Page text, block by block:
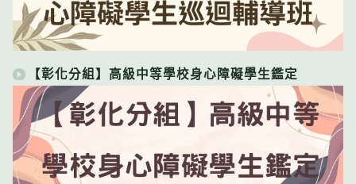
【彰化分組】高級中等學校身心障礙學生鑑定